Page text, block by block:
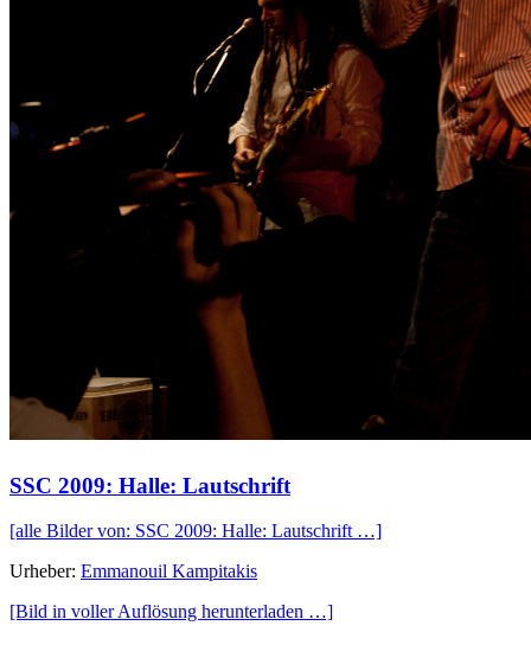
SSC 2009: Halle: Lautschrift
[alle Bilder von: SSC 2009: Halle: Lautschrift …]
Urheber: Emmanouil Kampitakis
[Bild in voller Auflösung herunterladen …]